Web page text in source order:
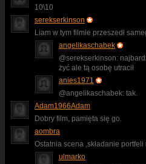
10\10
serekserkinson
Liam w tym filmie przeszedł
angelikaschabek
@serekserkinson:
żyć ale tą osobę utracił
anies1971
@angelikaschabek: tak.
Adam1966Adam
Dobry film, pamięta się go.
aombra
Ostatnia scena ,składanie
ulmarko